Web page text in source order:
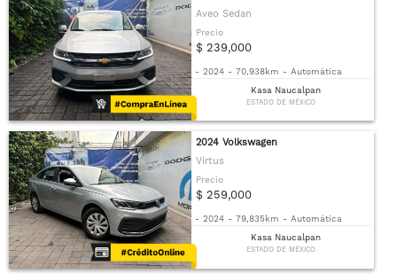
Aveo Sedan
Precio
$ 239,000
- 2024 - 70,938km - Automática
Kasa Naucalpan
ESTADO DE MÉXICO
2024 Volkswagen
Virtus
Precio
$ 259,000
- 2024 - 79,835km - Automática
Kasa Naucalpan
ESTADO DE MÉXICO